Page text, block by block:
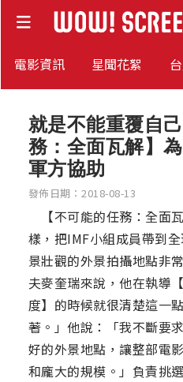
電影資訊 星聞花絮
就是不能重覆自
務：全面瓦解】
軍方協助
發佈日期：2018-08-13
【不可能的任務：全面
樣，把IMF小組成員帶到
景壯觀的外景拍攝地點非
夫麥奎瑞來說，他在執導
度】的時候就很清楚這一
著。」他說：「我不斷要
好的外景地點，讓整部電
和龐大的規模。」負責挑